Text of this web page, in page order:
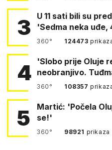
3
U 11 sati bili su pred Kninom. Gotovina:
'Sedma neka
360° 124473
4
'Slobo prije Oluje
neobranjivo.
360° 108357
5
Martić: 'Počela
se!'
360° 98921 prikaza